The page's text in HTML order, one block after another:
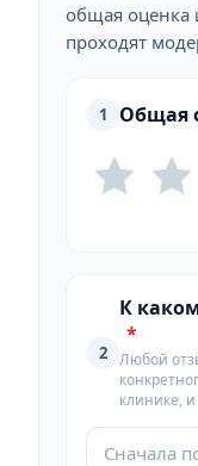
общая
проходят
1 Общая
2
К
*
Любой
клинике, и
Сначала